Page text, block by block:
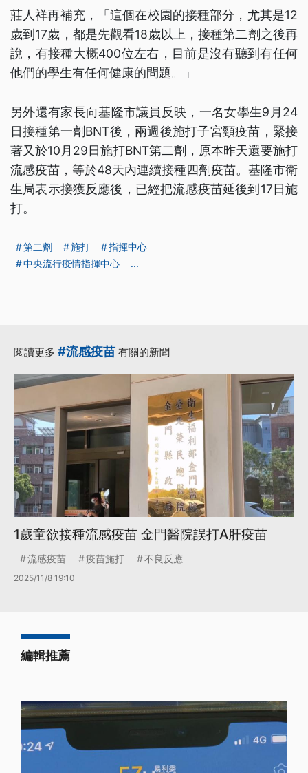
莊人祥再補充，「這個在校園的接種部分，尤其是12
歲到17歲，都是先觀看18歲以上，接種第二劑之後再
說，有接種大概400位左右，目前是沒有聽到有任何
他們的學生有任何健康的問題。」
另外還有家長向基隆市議員反映，一名女學生9月24
日接種第一劑BNT後，兩週後施打子宮頸疫苗，緊接
著又於10月29日施打BNT第二劑，原本昨天還要施打
流感疫苗，等於48天內連續接種四劑疫苗。基隆市衛
生局表示接獲反應後，已經把流感疫苗延後到17日施
打。
第二劑 施打
指揮中心
中央流行疫情指揮中心
...
閱讀更多 #流感疫苗 有關的新聞
1歲童欲接種流感疫苗 金門醫院誤打A肝疫苗
流感疫苗 疫苗施打 不良反應
2025/11/8 19:10
編輯推薦